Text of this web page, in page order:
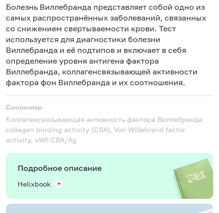
Болезнь Виллебранда представляет собой одно из
самых распространённых заболеваний, связанных
со снижением свертываемости крови. Тест
используется для диагностики болезни
Виллебранда и её подтипов и включает в себя
определение уровня антигена фактора
Виллебранда, коллагенсвязывающей активности
фактора фон Виллебранда и их соотношения.
Синонимы
Коллагенсвязывающая активность фактора Виллебранда
collagen binding activity (CBA), Von Willebrand factor
activity, vWF:CBA/Ag
Подробное описание
Helixbook